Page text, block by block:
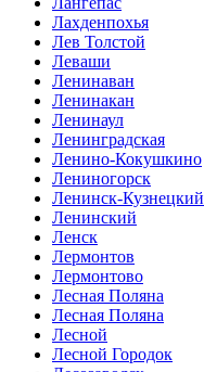
Лахденпохья
Лев Толстой
Леваши
Ленинаван
Ленинакан
Ленинаул
Ленинградская
Ленино-Кокушкино
Лениногорск
Ленинск-Кузнецкий
Ленинский
Ленск
Лермонтов
Лермонтово
Лесная Поляна
Лесная Поляна
Лесной
Лесной Городок